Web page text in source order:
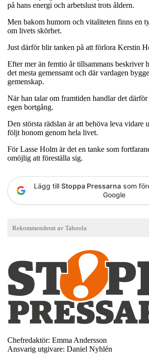
på hans energi och arbetslust trots åldern.
Men bakom humorn och vitaliteten finns en
om livets skörhet.
Just därför blir tanken på att förlora Kerstin
Efter mer än femtio år tillsammans beskriver
det mesta gemensamt och där vardagen
gemenskap.
När han talar om framtiden handlar det
egen bortgång.
Den största rädslan är att behöva leva vidare
följt honom genom hela livet.
För Lasse Holm är det en tanke som
omöjlig att föreställa sig.
Lägg till Stoppa Pressarna som
Google
Chefredaktör: Emma Andersson
Ansvarig utgivare: Daniel Nyhlén